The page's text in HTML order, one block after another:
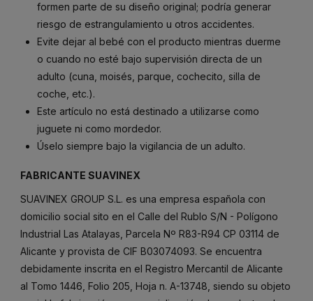
formen parte de su diseño original; podría generar
riesgo de estrangulamiento u otros accidentes.
Evite dejar al bebé con el producto mientras duerme
o cuando no esté bajo supervisión directa de un
adulto (cuna, moisés, parque, cochecito, silla de
coche, etc.).
Este artículo no está destinado a utilizarse como
juguete ni como mordedor.
Úselo siempre bajo la vigilancia de un adulto.
FABRICANTE SUAVINEX
SUAVINEX GROUP S.L. es una empresa española con
domicilio social sito en el Calle del Rublo S/N - Polígono
Industrial Las Atalayas, Parcela Nº R83-R94 CP 03114 de
Alicante y provista de CIF B03074093. Se encuentra
debidamente inscrita en el Registro Mercantil de Alicante
al Tomo 1446, Folio 205, Hoja n. A-13748, siendo su objeto